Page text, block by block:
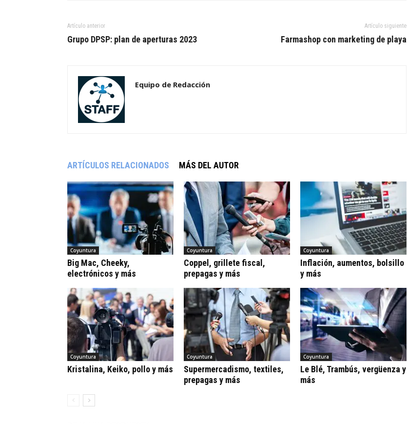
Artículo anterior
Grupo DPSP: plan de aperturas 2023
Artículo siguiente
Farmashop con marketing de playa
Equipo de Redacción
ARTÍCULOS RELACIONADOS MÁS DEL AUTOR
Coyuntura
Big Mac, Cheeky,
electrónicos y más
Coyuntura
Coppel, grillete fiscal,
prepagas y más
Coyuntura
Inflación, aumentos, bolsillo
y más
Coyuntura
Kristalina, Keiko, pollo y más
Coyuntura
Supermercadismo, textiles,
prepagas y más
Coyuntura
Le Blé, Trambús, vergüenza y
más